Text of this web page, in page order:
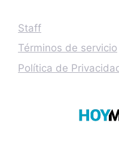
Staff
Términos de servicio
Política de